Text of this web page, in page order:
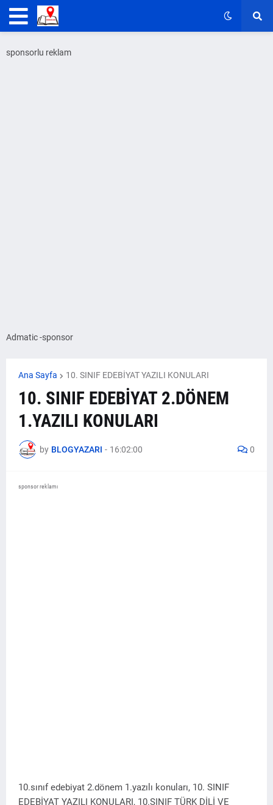
sponsorlu reklam
Admatic -sponsor
Ana Sayfa 10. SINIF EDEBİYAT YAZILI KONULARI
10. SINIF EDEBİYAT 2.DÖNEM
1.YAZILI KONULARI
by BLOGYAZARI - 16:02:00 0
sponsor reklamı
10.sınıf edebiyat 2.dönem 1.yazılı konuları, 10. SINIF
EDEBİYAT YAZILI KONULARI, 10.SINIF TÜRK DİLİ VE